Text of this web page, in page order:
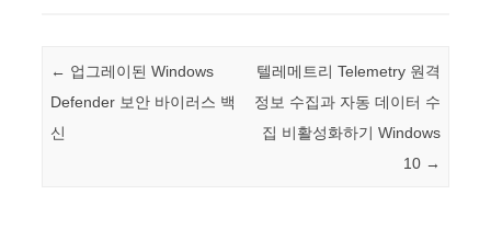
Post navigation
← 업그레이된 Windows
Defender 보안 바이러스 백
신
텔레메트리 Telemetry 원격
정보 수집과 자동 데이터 수
집 비활성화하기 Windows
10 →